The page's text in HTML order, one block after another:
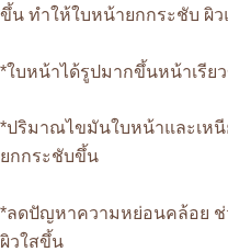
ขึ้น ทำให้ใบหน้ายกกระชับ ผิ
*ใบหน้าได้รูปมากขึ้นหน้าเรี
*ปริมาณไขมันใบหน้าและเหนี
ยกกระชับขึ้น
*ลดปัญหาความหย่อนคล้อย ช่
ผิวใสขึ้น